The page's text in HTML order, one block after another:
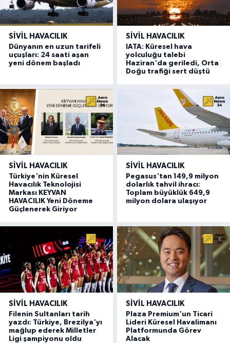
SIVIL HAVACILIK
Dünyanın en uzun tarifeli
uçuşları: 24 saati aşan
yeni dönem başladı
SIVIL HAVACILIK
IATA: Küresel hava
yolculuğu talebi
Haziran'da geriledi, Orta
Doğu trafiği sert düştü
SIVIL HAVACILIK
Türkiye'nin Küresel
Havacılık Teknolojisi
Markası KEYVAN
HAVACILIK Yeni Döneme
Güçlenerek Giriyor
SIVIL HAVACILIK
Pegasus'tan 149,9 milyon
dolarlık tahvil ihracı:
Toplam büyüklük 649,9
milyon dolara ulaşıyor
SIVIL HAVACILIK
Filenin Sultanları tarih
yazdı: Türkiye, Brezilya'yı
mağlup ederek Milletler
Ligi şampiyonu oldu
SIVIL HAVACILIK
Plaza Premium'un Ticari
Lideri Küresel Havalimanı
Platformunda Görev
Alacak